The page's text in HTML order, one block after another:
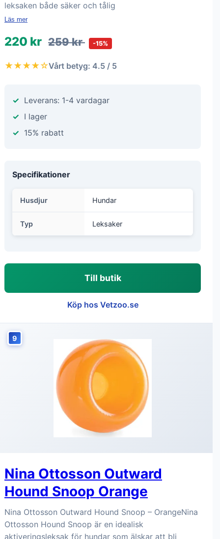
leksaken både säker och tålig
Läs mer
220 kr 259 kr -15%
★★★★☆Vårt betyg: 4.5 / 5
Leverans: 1-4 vardagar
I lager
15% rabatt
Specifikationer
Husdjur Hundar
Typ Leksaker
Till butik
Köp hos Vetzoo.se
9
Nina Ottosson Outward
Hound Snoop Orange
Nina Ottosson Outward Hound Snoop – OrangeNina
Ottosson Hound Snoop är en idealisk
aktiveringsleksak för hundar som älskar att bli